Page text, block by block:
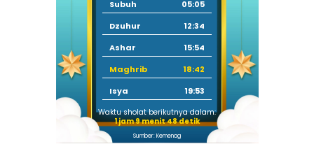
Subuh
05:05
Dzuhur
12:34
Ashar
15:54
Maghrib
18:42
Isya
19:53
Waktu sholat berikutnya dalam:
1 jam 9 menit 48 detik
Sumber: Kemenag